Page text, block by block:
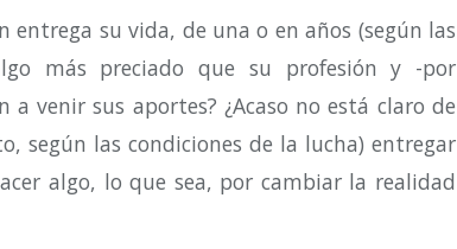
entrega su vida, de una o en años (según las
más preciado que su profesión y -por
venir sus aportes? ¿Acaso no está claro de
según las condiciones de la lucha) entregar
algo, lo que sea, por cambiar la realidad